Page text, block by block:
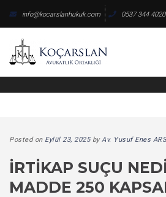
content
info@kocarslanhukuk.com 0537 344
Posted on Eylül 23, 2025byAv. Yusuf Enes
İRTIKAP SUÇU
MADDE 250